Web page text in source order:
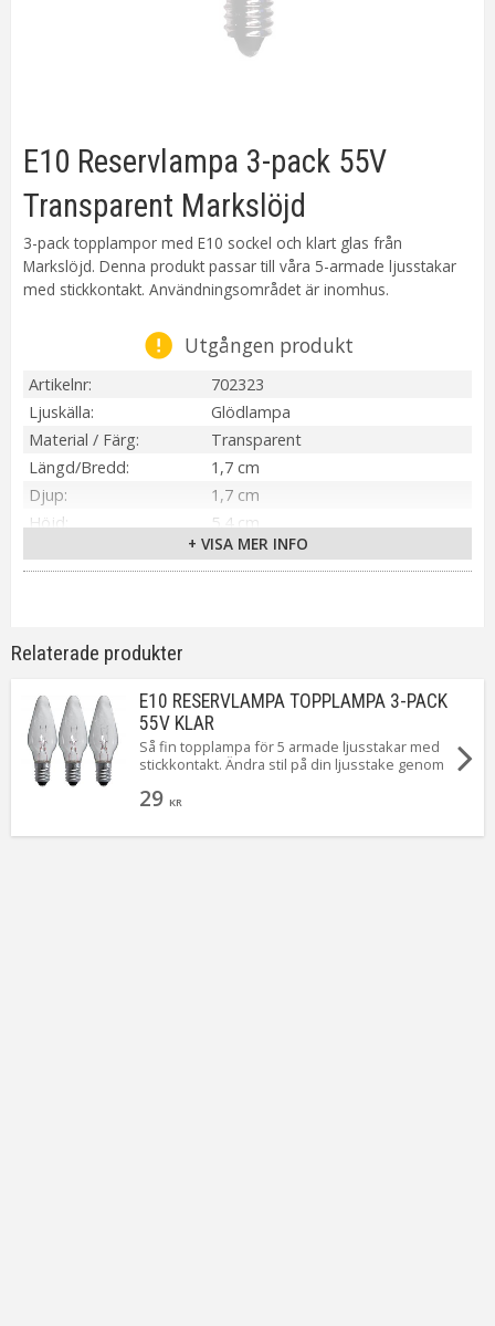
E10 Reservlampa 3-pack 55V
Transparent Markslöjd
3-pack topplampor med E10 sockel och klart glas från
Markslöjd. Denna produkt passar till våra 5-armade ljusstakar
med stickkontakt. Användningsområdet är inomhus.
Utgången produkt
Artikelnr
702323
Ljuskälla
Glödlampa
Material / Färg
Transparent
Längd/Bredd
1,7 cm
Djup
1,7 cm
Höjd
5,4 cm
55V
Effekt
3 x 3 Watt
Tillverkare
+ VISA MER INFO
Relaterade produkter
E10 RESERVLAMPA TOPPLAMPA 3-PACK
55V KLAR
Så fin topplampa för 5 armade ljusstakar med
stickkontakt. Ändra stil på din ljusstake genom
variant.
29 KR